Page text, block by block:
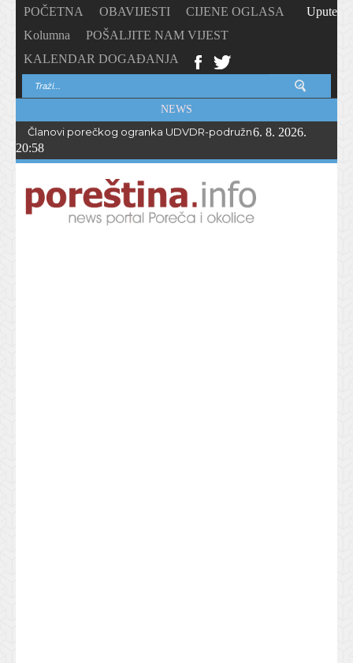
POČETNA OBAVIJESTI
CIJENE OGLASA
Kolumna
POŠALJITE NAM VIJEST
KALENDAR DOGAĐANJA
Upute
NEWS
Članovi porečkog ogranka UDVDR-podružnice Istarske
6. 8. 2026.
20:58